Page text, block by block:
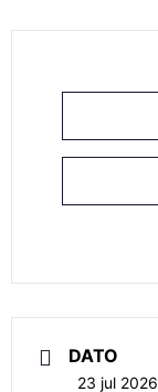
DATO
23 jul 2026